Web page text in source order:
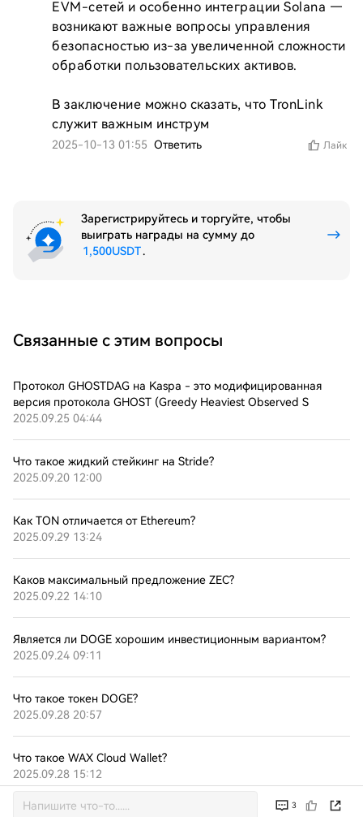
EVM-сетей и особенно интеграции Solana —
возникают важные вопросы управления
безопасностью из-за увеличенной сложности
обработки пользовательских активов.
В заключение можно сказать, что TronLink
служит важным инструм
2025-10-13 01:55 Ответить Лайк
3
Зарегистрируйтесь и торгуйте, чтобы
выиграть награды на сумму до
1,500USDT.
Связанные с этим вопросы
Протокол GHOSTDAG на Kaspa - это модифицированная
версия протокола GHOST (Greedy Heaviest Observed S
2025.09.25 04:44
Что такое жидкий стейкинг на Stride?
2025.09.20 12:00
Как TON отличается от Ethereum?
2025.09.29 13:24
Каков максимальный предложение ZEC?
2025.09.22 14:10
Является ли DOGE хорошим инвестиционным вариантом?
2025.09.24 09:11
Что такое токен DOGE?
2025.09.28 20:57
Что такое WAX Cloud Wallet?
2025.09.28 15:12